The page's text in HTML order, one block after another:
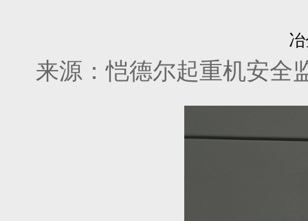
来源：恺德尔起重机安全